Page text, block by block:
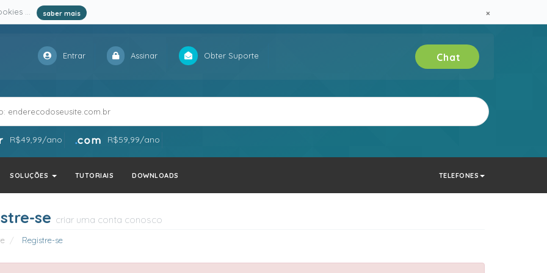
×
... saber mais
Entrar Assinar Obter Suporte Chat
R$49,99/ano R$59,99/ano
SOLUÇÕES TUTORIAIS DOWNLOADS TELEFONES
se criar uma conta conosco
Registre-se